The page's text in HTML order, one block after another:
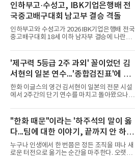
리츠와 마이애미 말린스를 거쳐 메츠에 둥지를
틀며 반등을 노렸으나
에서 선명여고를 세트스코어 3-1(13-25, 25-14,
25-17, 25-10)로 물리치고 우승을 차지했다.첫
세트를 13-25로 내주며 불안하게 출발한 중앙여
고는 이후 조직력을 되찾아 2세트부터 경기 주
도권을 완전히 장악했다. 강한 서브와 탄탄한 수
비를 앞세워 내리 세 세트를 따내며 짜릿한 역전
권대회 결승에서 모두 선명여고에 패해 준우승
에 머물렀다. 그러나 세 번째
인하부고·수성고, IBK기업은행배 전
국중고배구대회 남고부 결승 격돌
인하부고와 수성고가 2026 IBK기업은행배 전국
중고배구대회 18세 이하 남자부 결승에 나란히
하부고는 5일 충북 제천실내체육관에서 열린 대
회 남자 18세 이하부 준결승에서 남성고를 세트
스코어 3-1(25-17, 17-25, 25-21, 25-17)로 꺾
고 결승행 티켓을 따냈다. 인하부고는 높은 공격
성공률을 앞세워 경기 주도권을 잡으며 승리를
거뒀다.수성고도 준결승에서 속초고를 상대로
안정된 조직력을 바탕으로 3-1(25-23, 25-16,
고는 인하부고와 우승을 다툴 기회를 잡았다.여
자 18세 이하부에서는 중앙여고
'제구력 5등급 2주 과외' 꼴이었던 김
서현의 일본 연수...'종합검진표'에 불
과
한화 이글스의 영건 김서현이 일본의 전문 시설
에서 2주간의 단기 연수를 마치고 돌아왔으나,
출하며 야구 팬들과 전문가들 사이에 씁쓸한 뒷
맛을 남기고 있다.출국 당시만 해도 선수의 고질
적인 제구 문제를 해결할 특효약이 될 것처럼 포
장되었던 이번 연수는, 뚜껑을 열어보니 '제구력
5등급에게 2주짜리 족집게 과외를 붙여 1등급을
기대한 꼴'이었다는 냉정한 평가를 피하기 어렵
게 됐다.야구에서 투수의 제구력은 오랜 시간 투
"한화 때문"이라는 '하주석의 말이 옳
다...팀에 대한 이야기, 끝까지 안 하는
게 도리
누구나 인생에서 한 번쯤은 정든 조직을 떠나 새
로운 터전으로 옮기는 순간을 마주한다. 오랫동